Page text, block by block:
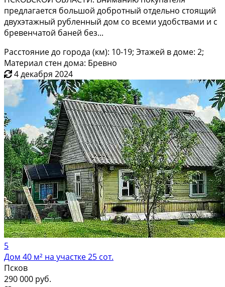
предлагается большой добротный отдельно стоящий
двухэтажный рубленный дом со всеми удобствами и с
бревенчатой баней без...
Расстояние до города (км): 10-19; Этажей в доме: 2;
Материал стен дома: Бревно
4 декабря 2024
5
Дом 40 м² на участке 25 сот.
Псков
290 000 руб.